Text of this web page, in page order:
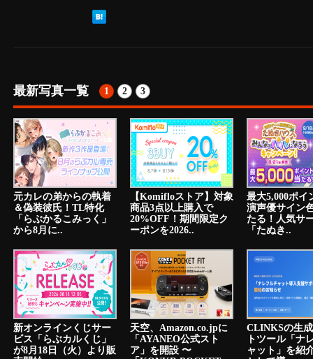
最新写真一覧 1 2 3
元カレの弟からの執着
＆偽装彼氏！TL特化
「らぶかるこみっく」
から8月に..
【Komifloストア】対象
商品3点以上購入で
20%OFF！期間限定ク
ーポンを2026..
最大5,000ポイ
演声優サイン
たる！人気サ
「たぬき..
新オンラインくじサー
ビス「らぶカルくじ」
が8月18日（火）より販
天空、Amazon.co.jpに
「AYANEO公式スト
ア」を開設 〜
CLINKSの生
トツール「ナ
ャット」を紹